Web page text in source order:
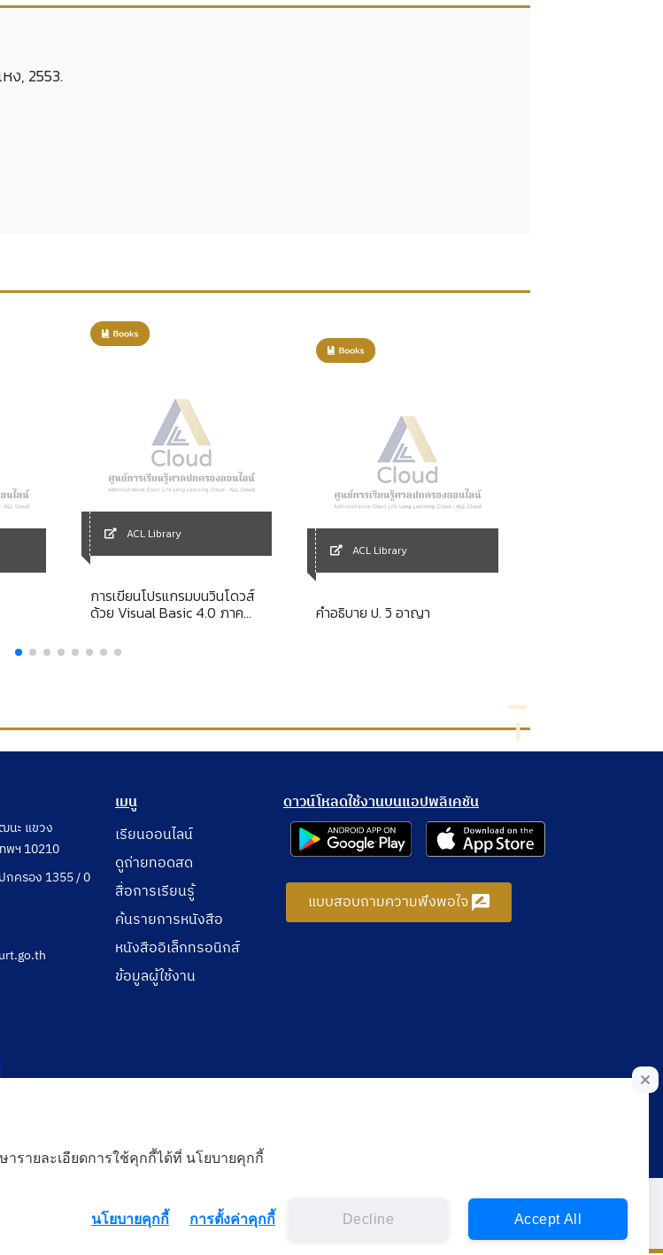
ง, 2553.
ACL Library
การเขียนโปรแกรมบนวินโดวส์
ด้วย Visual Basic 4.0 ภาค
ACL Library
คำอธิบาย ป. วิ อาญา
นะ แขวง
พฯ 10210
กครอง 1355 / 0
เมนู
เรียนออนไลน์
ดูถ่ายทอดสด
สื่อการเรียนรู้
ค้นรายการหนังสือ
หนังสืออิเล็กทรอนิกส์
ข้อมูลผู้ใช้งาน
ดาวน์โหลดใช้งานบนแอปพลิเคชัน
แบบสอบถามความพึงพอใจ
ารายละเอียดการใช้คุกกี้ได้ที่ นโยบายคุกกี้
นโยบายคุกกี้ การตั้งค่าคุกกี้ Decline Accept All